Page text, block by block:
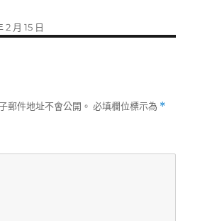
2 月 15 日
郵件地址不會公開。 必填欄位標示為 *